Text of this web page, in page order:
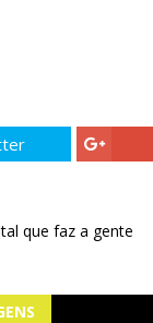
que faz a gente